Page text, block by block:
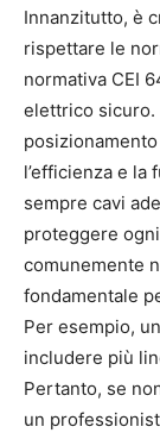
Innanzitutto, è
rispettare le
normativa CEI
elettrico sicuro.
l’efficienza e la
sempre cavi
proteggere
comunemente
fondamentale
Per esempio,
includere più
Pertanto, se
un